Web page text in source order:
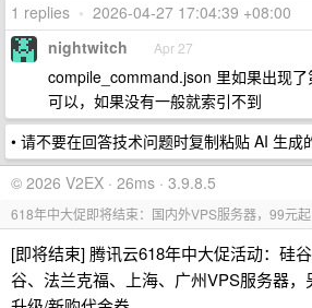
1 replies • 2026-04-27 17:04:39 +08:00
nightwitch Apr 27
compile_command.json 里如果出现
可以，如果没有一般就索引不到
• 请不要在回答技术问题时复制粘贴 AI 生成
© 2026 V2EX · 26ms · 3.9.8.5
618年中大促即将结束：国内外VPS服务器，99元
[即将结束] 腾讯云618年中大促活动：硅
谷、法兰克福、上海、广州VPS服务器